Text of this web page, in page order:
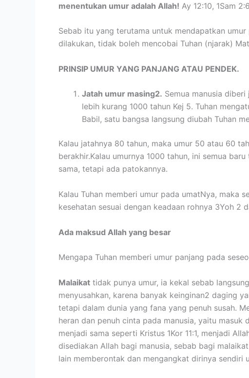
menentukan umur adalah Allah! Ay 12:10, 1Sam
Sebab itu yang terutama untuk mendapatkan
dilakukan, tidak boleh mencobai Tuhan (njarak)
PRINSIP UMUR YANG PANJANG ATAU PENDEK.
Jatah umur masing2. Semua manusia
lebih kurang 1000 tahun Kej 5. Tuhan
Babil, satu bangsa langsung diubah Tuhan
Kalau jatahnya 80 tahun, maka umur 50 atau 60
berakhir.Kalau umurnya 1000 tahun, ini semua
sama, tetapi ada patokannya.
Kalau Tuhan memberi umur pada umatNya, maka
kesehatan sesuai dengan keadaan rohnya 3Yoh 2
Ada maksud Allah yang besar
Mengapa Tuhan memberi umur panjang pada
Malaikat tidak punya umur, ia kekal sebab
menyusahkan, karena banyak keinginan2 daging
tetapi dalam dunia yang fana yang penuh susah.
heran dan penuh cinta pada manusia, yaitu masuk
menjadi sama seperti Kristus 1Kor 11:1, menjadi
disediakan Allah bagi manusia, sebab bagi
lain memberontak dan mengangkat dirinya sendiri